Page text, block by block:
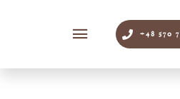
+48 570